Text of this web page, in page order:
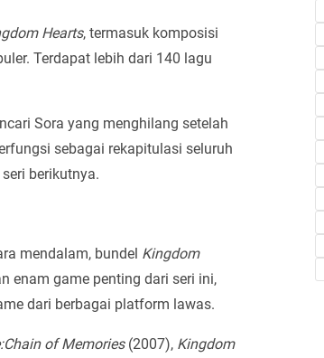
Hearts, termasuk komposisi
Terdapat lebih dari 140 lagu
Sora yang menghilang setelah
sebagai rekapitulasi seluruh
berikutnya.
mendalam, bundel Kingdom
enam game penting dari seri ini,
dari berbagai platform lawas.
of Memories(2007), Kingdom